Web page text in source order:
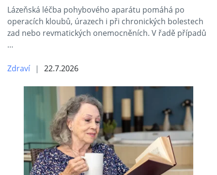
Lázeňská léčba pohybového aparátu pomáhá po
operacích kloubů, úrazech i při chronických bolestech
zad nebo revmatických onemocněních. V řadě případů
…
Zdraví 22.7.2026